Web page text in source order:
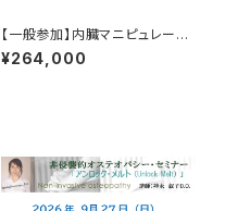
【一般参加】内臓マニピュレーシ
ョン3セミナー《 VM-3》参加チ
ケット 全４日間
¥264,000